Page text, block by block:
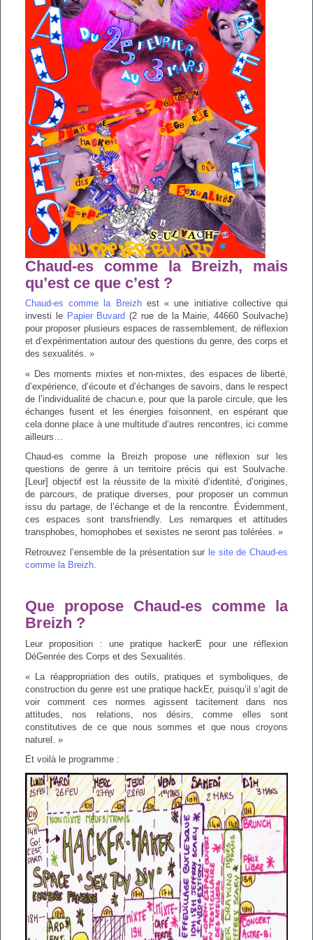
Portage de Paroles
Analyse des pratiques
Accompagnement
individuel
Accompagnement
collectif
la sexualité
Bibliographie enfants
Chaud-es comme la Breizh, mais
qu’est ce que c’est ?
Chaud-es comme la Breizhest « une initiative collective qui
investi le Papier Buvard (2 rue de la Mairie, 44660 Soulvache)
pour proposer plusieurs espaces de rassemblement, de réflexion
et d’expérimentation autour des questions du genre, des corps et
des sexualités. »
« Des moments mixtes et non-mixtes, des espaces de liberté,
d’expérience, d’écoute et d’échanges de savoirs, dans le respect
de l’individualité de chacun.e, pour que la parole circule, que les
échanges fusent et les énergies foisonnent, en espérant que
cela donne place à une multitude d’autres rencontres, ici comme
ailleurs…
Chaud-es comme la Breizh propose une réflexion sur les
questions de genre à un territoire précis qui est Soulvache.
[Leur] objectif est la réussite de la mixité d’identité, d’origines,
de parcours, de pratique diverses, pour proposer un commun
issu du partage, de l’échange et de la rencontre. Évidemment,
ces espaces sont transfriendly. Les remarques et attitudes
transphobes, homophobes et sexistes ne seront pas tolérées. »
Retrouvez l’ensemble de la présentation sur le site de Chaud-es
comme la Breizh
Que propose Chaud-es comme la
Breizh ?
Leur proposition : une pratique hackerE pour une réflexion
DéGenrée des Corps et des Sexualités.
« La réappropriation des outils, pratiques et symboliques, de
construction du genre est une pratique hackEr, puisqu’il s’agit de
voir comment ces normes agissent tacitement dans nos
attitudes, nos relations, nos désirs, comme elles sont
constitutives de ce que nous sommes et que nous croyons
naturel. »
Et voilà le programme :